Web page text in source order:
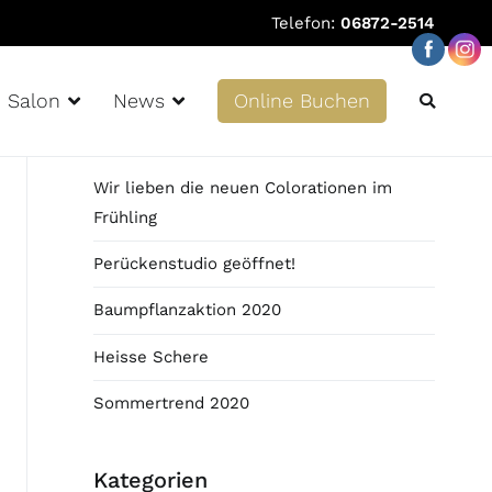
Telefon: 06872-2514
Haarverlängerung, Typberatung, Coloration, Perücken,
Salon News Online Buchen
Wir lieben die neuen Colorationen im
Frühling
Perückenstudio geöffnet!
Baumpflanzaktion 2020
Heisse Schere
Sommertrend 2020
Kategorien